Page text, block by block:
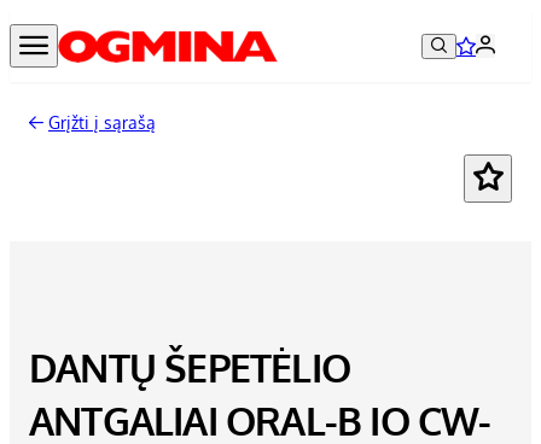
Grįžti į sąrašą
DANTŲ ŠEPETĖLIO
ANTGALIAI ORAL-B IO CW-